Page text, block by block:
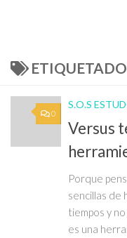
0
S.O.S
Versus
Porque
sencillas de
tiempos y
es una